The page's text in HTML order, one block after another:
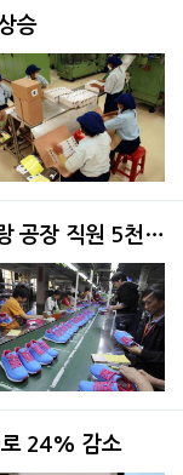
승
공장 직원 5천여
로 24% 감소